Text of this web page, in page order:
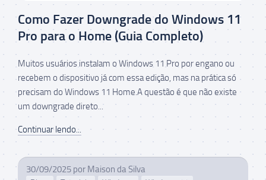
Como Fazer Downgrade do Windows 11
Pro para o Home (Guia Completo)
Muitos usuários instalam o Windows 11 Pro por engano ou
recebem o dispositivo já com essa edição, mas na prática só
precisam do Windows 11 Home.A questão é que não existe
um downgrade direto...
Continuar lendo...
30/09/2025 por Maison da Silva